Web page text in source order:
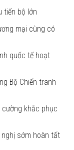
tiến bộ lớn
mại cùng có
quốc tế hoạt
Bộ Chiến tranh
cường khắc phục
sớm hoàn tất